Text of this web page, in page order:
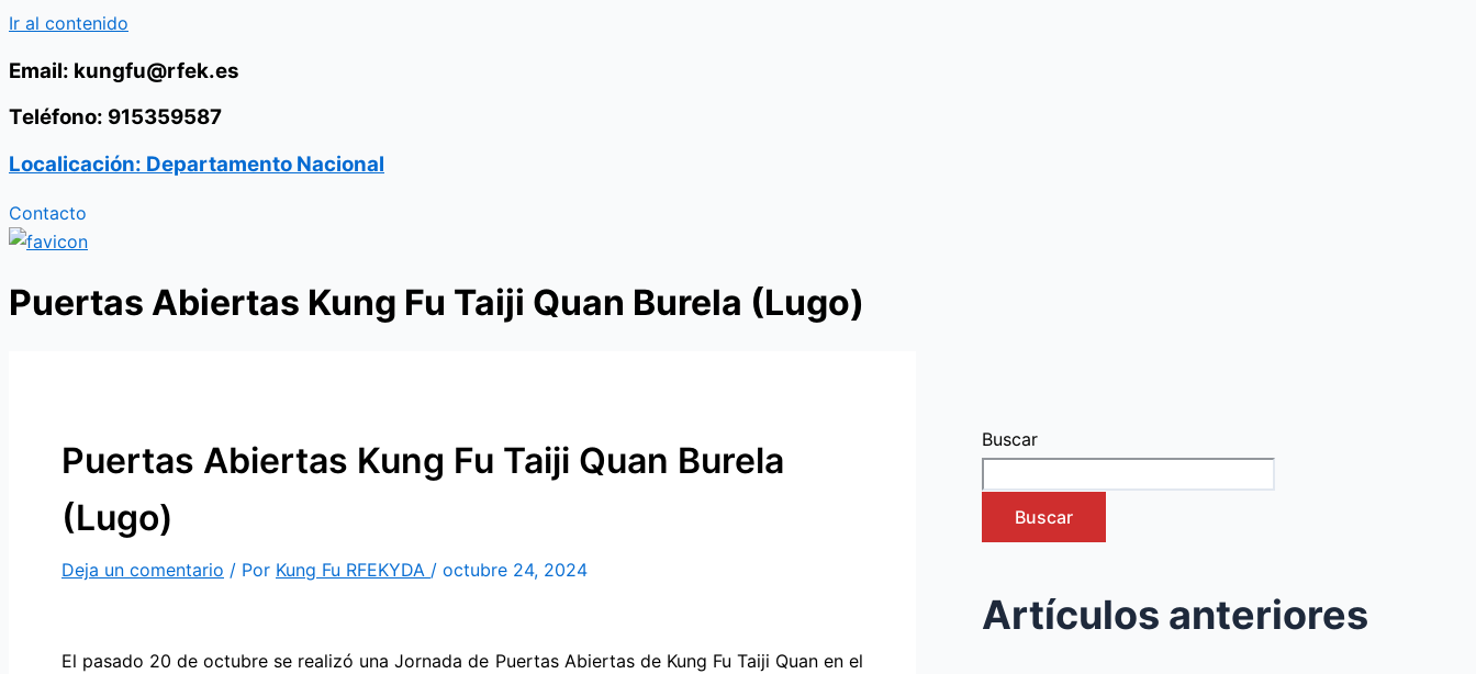
Ir al contenido
Email: kungfu@rfek.es
Teléfono: 915359587
Localicación: Departamento Nacional
Contacto
Puertas Abiertas Kung Fu Taiji Quan Burela (Lugo)
Puertas Abiertas Kung Fu Taiji Quan Burela
(Lugo)
Deja un comentario / Por Kung Fu RFEKYDA / octubre 24, 2024
El pasado 20 de octubre se realizó una Jornada de Puertas Abiertas de Kung Fu Taiji Quan en el
Buscar
Buscar
Artículos anteriores